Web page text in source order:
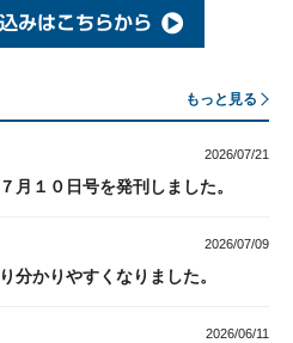
もっと見る
2026/07/21
月１０日号を発刊しました。
2026/07/09
分かりやすくなりました。
2026/06/11